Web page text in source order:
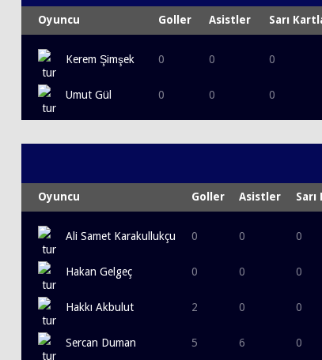
Oyuncu Goller Asistler Sarı
Kerem Şimşek 0 0 0
Umut Gül 0 0 0
Oyuncu Goller Asistler
Ali Samet Karakullukçu 0 0 0
Hakan Gelgeç 0 0 0
Hakkı Akbulut 2 0 0
Sercan Duman 5 6 0